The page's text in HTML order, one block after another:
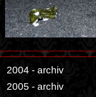
2004 - archiv
2005 - archiv